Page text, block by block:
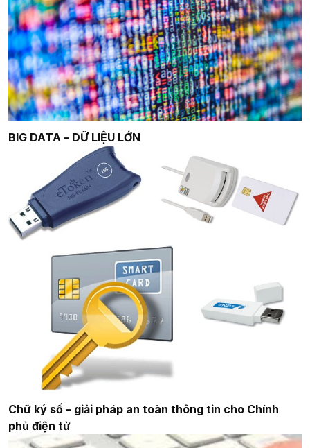
BIG DATA – DỮ LIỆU LỚN
Chữ ký số – giải pháp an toàn thông tin cho Chính
phủ điện tử